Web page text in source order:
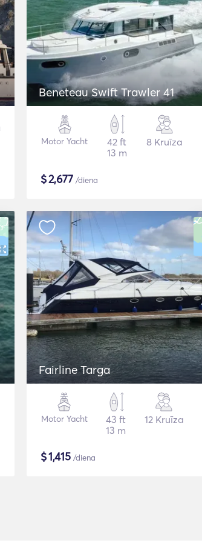
Beneteau Swift Trawler 41
Motor Yacht
42 ft
13 m
8 Kruīza
$2,677 /diena
Fairline Targa
Motor Yacht
43 ft
13 m
12 Kruīza
$1,415 /diena